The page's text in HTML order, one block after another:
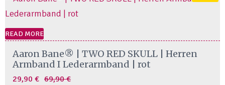
READ MORE
Aaron Bane® | TWO RED SKULL | Herren
Armband I Lederarmband | rot
69,90€
Original
29,90 € Current